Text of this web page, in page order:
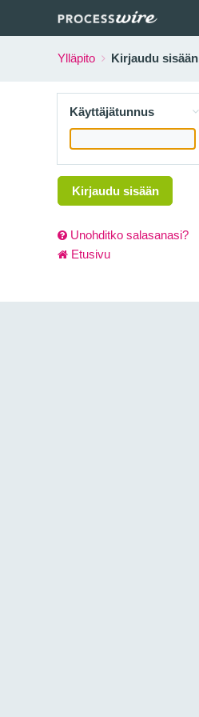
Ylläpito Kirjaudu sisään
Käyttäjätunnus
Kirjaudu sisään
Unohditko salasanasi?
Etusivu